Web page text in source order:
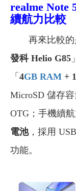
realme Note
續航力比較
再來比較的
發科 Helio G85
「 4GB RAM +
MicroSD 儲存
OTG；手機續航
電池，採用
功能。